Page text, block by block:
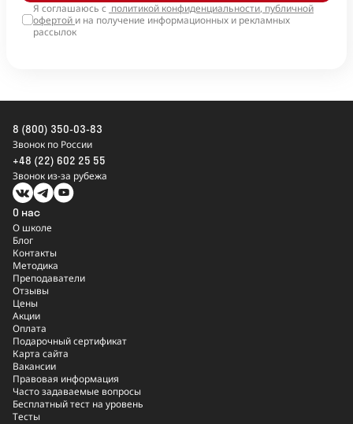
Я соглашаюсь с политикой конфиденциальности, публичной
офертой и на получение информационных и рекламных
рассылок
8 (800) 350-03-83
Звонок по России
+48 (22) 602 25 55
Звонок из-за рубежа
О нас
О школе
Блог
Контакты
Методика
Преподаватели
Отзывы
Цены
Акции
Оплата
Подарочный сертификат
Карта сайта
Вакансии
Правовая информация
Часто задаваемые вопросы
Бесплатный тест на уровень
Тесты